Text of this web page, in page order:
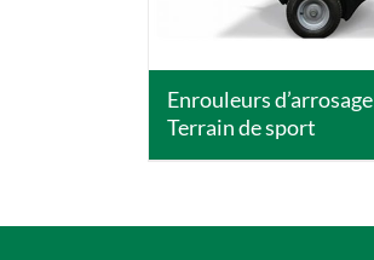
Enrouleurs d’arrosage
Terrain de sport